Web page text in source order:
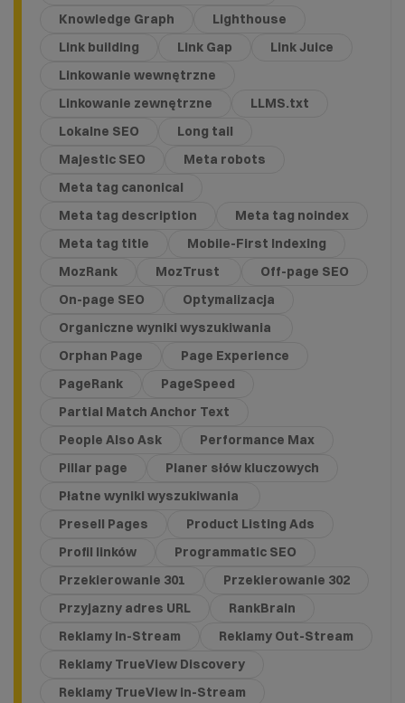
Knowledge Graph
Lighthouse
Link building
Link Gap
Link Juice
Linkowanie wewnętrzne
Linkowanie zewnętrzne
LLMS.txt
Lokalne SEO
Long tail
Majestic SEO
Meta robots
Meta tag canonical
Meta tag description
Meta tag noindex
Meta tag title
Mobile-First Indexing
MozRank
MozTrust
Off-page SEO
On-page SEO
Optymalizacja
Organiczne wyniki wyszukiwania
Orphan Page
Page Experience
PageRank
PageSpeed
Partial Match Anchor Text
People Also Ask
Performance Max
Pillar page
Planer słów kluczowych
Płatne wyniki wyszukiwania
Presell Pages
Product Listing Ads
Profil linków
Programmatic SEO
Przekierowanie 301
Przekierowanie 302
Przyjazny adres URL
RankBrain
Reklamy In-Stream
Reklamy Out-Stream
Reklamy TrueView Discovery
Reklamy TrueView in-Stream